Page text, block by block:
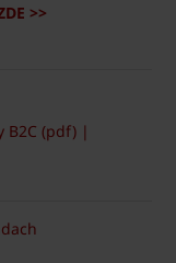
>>
B2C (pdf) |